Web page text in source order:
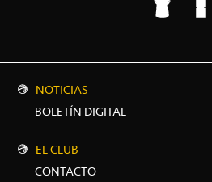
NOTICIAS
BOLETÍN DIGITAL
EL CLUB
CONTACTO